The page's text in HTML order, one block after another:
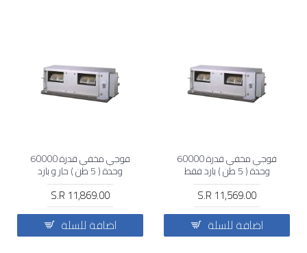
فوجي مخفي قدرة 60000
وحدة ( 5 طن ) بارد فقط
S.R 11,569.00
اضافة للسلة
فوجي مخفي قدرة 60000
وحدة ( 5 طن ) حار و بارد
S.R 11,869.00
اضافة للسلة